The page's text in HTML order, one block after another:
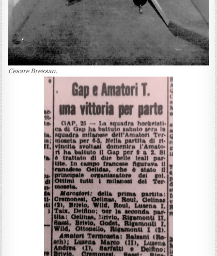
Cesare Bressan.